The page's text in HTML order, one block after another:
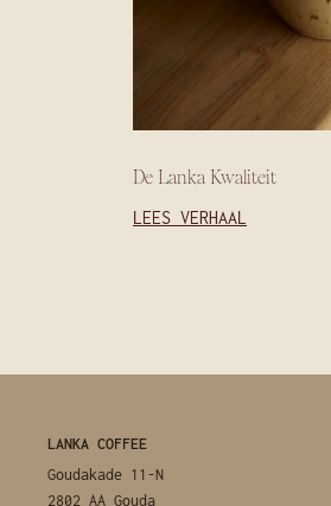
De Lanka Kwaliteit
LEES VERHAAL
LANKA COFFEE
Goudakade 11-N
2802 AA Gouda